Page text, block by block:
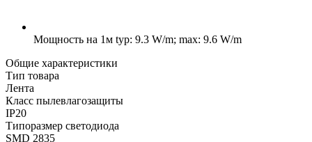
Мощность на 1м typ: 9.3 W/m; max: 9.6 W/m
Общие характеристики
Тип товара
Лента
Класс пылевлагозащиты
IP20
Типоразмер светодиода
SMD 2835